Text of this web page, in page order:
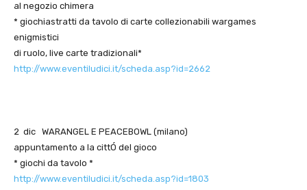
al negozio chimera
* giochiastratti da tavolo di carte collezionabili wargames
enigmistici
di ruolo, live carte tradizionali*
http://www.eventiludici.it/scheda.asp?id=2662
2 dic WARANGEL E PEACEBOWL (milano)
appuntamento a la cittÓ del gioco
* giochi da tavolo *
http://www.eventiludici.it/scheda.asp?id=1803